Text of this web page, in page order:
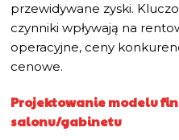
przewidywane zyski.
czynniki wpływają na
operacyjne, ceny
cenowe.
Projektowanie modelu
salonu/gabinetu